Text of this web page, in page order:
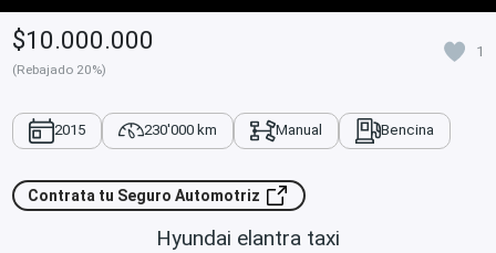
$10.000.000
(Rebajado 20%)
1
2015 230'000 km Manual Bencina
Contrata tu Seguro Automotriz
Hyundai elantra taxi